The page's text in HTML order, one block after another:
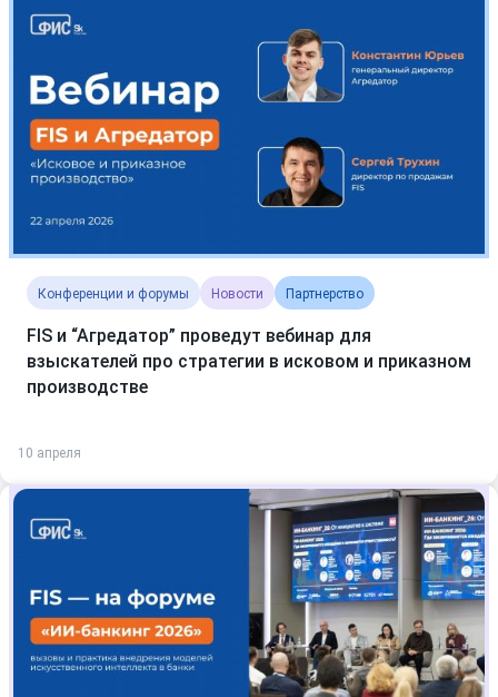
Конференции и форумы Новости Партнерство
FIS и “Агредатор” проведут вебинар для
взыскателей про стратегии в исковом и приказном
производстве
10 апреля